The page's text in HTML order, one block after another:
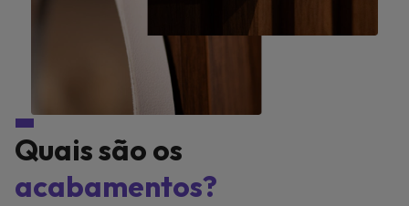
Quais são os
acabamentos?